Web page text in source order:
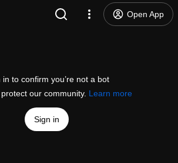
Open App
in to confirm you’re not a bot
our community. Learn more
Sign in